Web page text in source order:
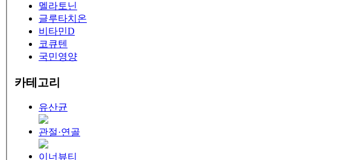
멜라토닌
글루타치온
비타민D
코큐텐
국민영양
카테고리
유산균
관절·연골
이너뷰티